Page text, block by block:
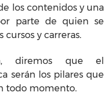
los contenidos y una
parte de quien se
y carreras.
diremos que el
serán los pilares que
todo momento.